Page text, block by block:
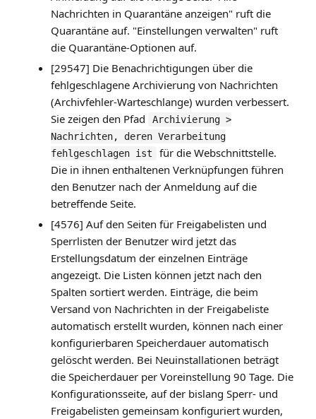
Nachrichten in Quarantäne anzeigen" ruft die
Quarantäne auf. "Einstellungen verwalten" ruft
die Quarantäne-Optionen auf.
[29547] Die Benachrichtigungen über die
fehlgeschlagene Archivierung von Nachrichten
(Archivfehler-Warteschlange) wurden verbessert.
Sie zeigen den Pfad
Archivierung >
Nachrichten, deren Verarbeitung
fehlgeschlagen ist
für die Webschnittstelle.
Die in ihnen enthaltenen Verknüpfungen führen
den Benutzer nach der Anmeldung auf die
betreffende Seite.
[4576] Auf den Seiten für Freigabelisten und
Sperrlisten der Benutzer wird jetzt das
Erstellungsdatum der einzelnen Einträge
angezeigt. Die Listen können jetzt nach den
Spalten sortiert werden. Einträge, die beim
Versand von Nachrichten in der Freigabeliste
automatisch erstellt wurden, können nach einer
konfigurierbaren Speicherdauer automatisch
gelöscht werden. Bei Neuinstallationen beträgt
die Speicherdauer per Voreinstellung 90 Tage. Die
Konfigurationsseite, auf der bislang Sperr- und
Freigabelisten gemeinsam konfiguriert wurden,